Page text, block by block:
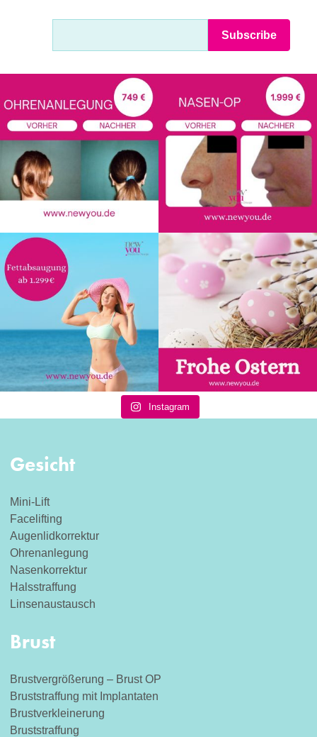
Instagram
Gesicht
Mini-Lift
Facelifting
Augenlidkorrektur
Ohrenanlegung
Nasenkorrektur
Halsstraffung
Linsenaustausch
Brust
Brustvergrößerung – Brust OP
Bruststraffung mit Implantaten
Brustverkleinerung
Bruststraffung